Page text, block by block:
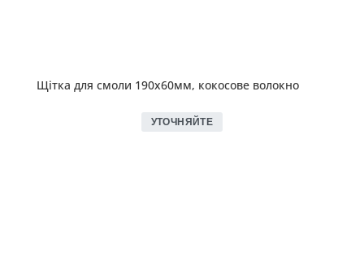
Щітка для смоли 190х60мм, кокосове волокно
УТОЧНЯЙТЕ